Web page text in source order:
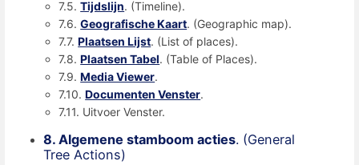
7.5.Tijdslijn. (Timeline).
7.6.Geografische Kaart. (Geographic map).
7.7.Plaatsen Lijst. (List of places).
7.8.Plaatsen Tabel. (Table of Places).
7.9.Media Viewer.
7.10.Documenten Venster.
7.11. Uitvoer Venster.
8. Algemene stamboom acties. (General
Tree Actions)